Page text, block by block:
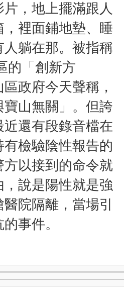
，地上擺滿跟人
裡面鋪地墊、睡
躺在那。被指稱
的「創新方
政府今天聲稱，
山無關」。但誇
還有段錄音檔在
檢驗陰性報告的
以接到的命令就
說是陽性就是強
院隔離，當場引
事件。